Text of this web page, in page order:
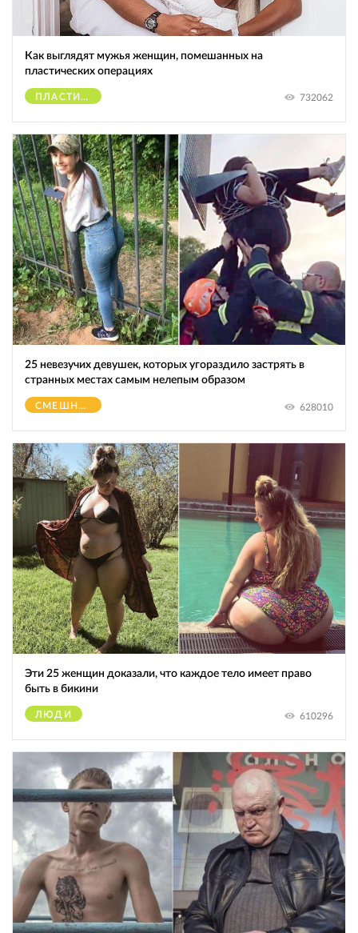
Как выглядят мужья женщин, помешанных на
пластических операциях
ПЛАСТИЧЕСКИЕ ОПЕРАЦИИ 732062
25 невезучих девушек, которых угораздило застрять в
странных местах самым нелепым образом
СМЕШНОЕ 628010
Эти 25 женщин доказали, что каждое тело имеет право
быть в бикини
ЛЮДИ 610296